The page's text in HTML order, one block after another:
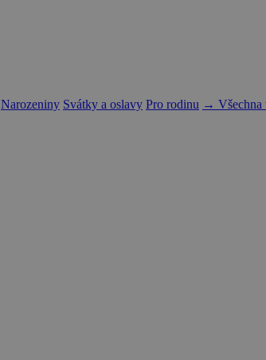
Narozeniny Svátky a oslavy Pro rodinu → Všechna